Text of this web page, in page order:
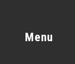
Menu